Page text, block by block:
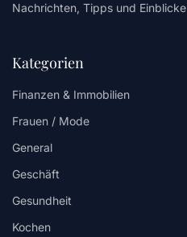
Nachrichten, Tipps und Einblicke
Kategorien
Finanzen & Immobilien
Frauen / Mode
General
Geschäft
Gesundheit
Kochen